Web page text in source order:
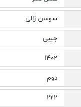
سوسن ژالی
جیبی
1402
دوم
222